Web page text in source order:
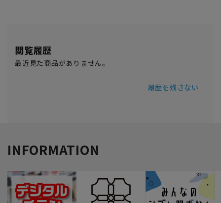
閲覧履歴
最近見た商品がありません。
履歴を残さない
INFORMATION